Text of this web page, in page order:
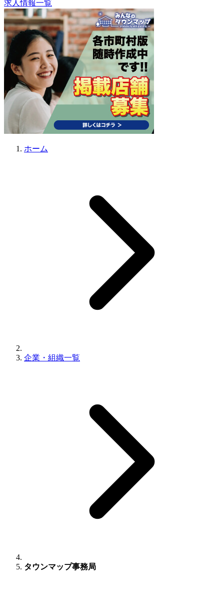
求人情報一覧
ホーム
企業・組織一覧
タウンマップ事務局